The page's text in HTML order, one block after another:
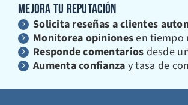
MEJORA TU REPUTACIÓN
Solicita reseñas a clientes
Monitorea opinionesen tiempo
Responde comentarios desde
Aumenta confianza y tasa de